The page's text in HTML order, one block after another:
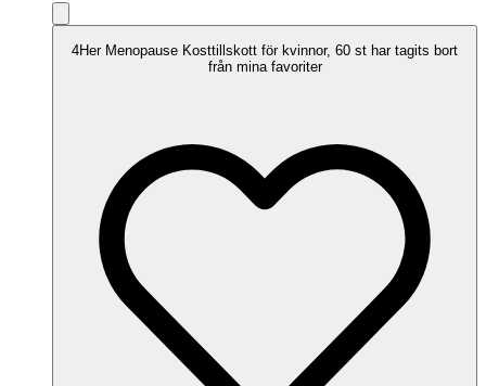
4Her Menopause Kosttillskott för kvinnor, 60 st har tagits bort
från mina favoriter